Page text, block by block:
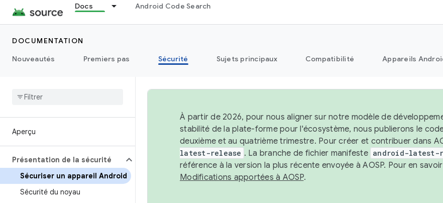
Docs Android Code Search
DOCUMENTATION
Nouveautés
Premiers pas Sécurité Sujets principaux Compatibilité Appareils
Aperçu
Présentation de la sécurité
Sécuriser un appareil Android
Sécurité du noyau
À partir de 2026, pour nous aligner sur notre modèle de
stabilité de la plate-forme pour l'écosystème, nous publierons le
deuxième et au quatrième trimestre. Pour créer et contribuer dans
latest-release . La branche de fichier manifeste android-latest-
référence à la version la plus récente envoyée à AOSP. Pour en
Modifications apportées à AOSP.